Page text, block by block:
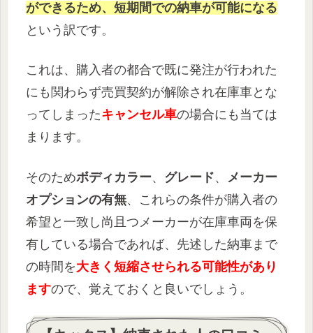
ができるため、短期間での納車が可能になる
という訳です。
これは、購入者の都合で既に発注が行われた
にも関わらず売買契約が解除され在庫車とな
ってしまったキャンセル車の場合にも当ては
まります。
そのためボディカラー、 グレード、
メーカー
オプションの有無、これらの条件が購入者の
希望と一致し尚且つメーカーが在庫車両を保
有している場合であれば、先述した納車まで
の時間を大きく短縮させられる可能性があり
ますので、覚えておくと良いでしょう。